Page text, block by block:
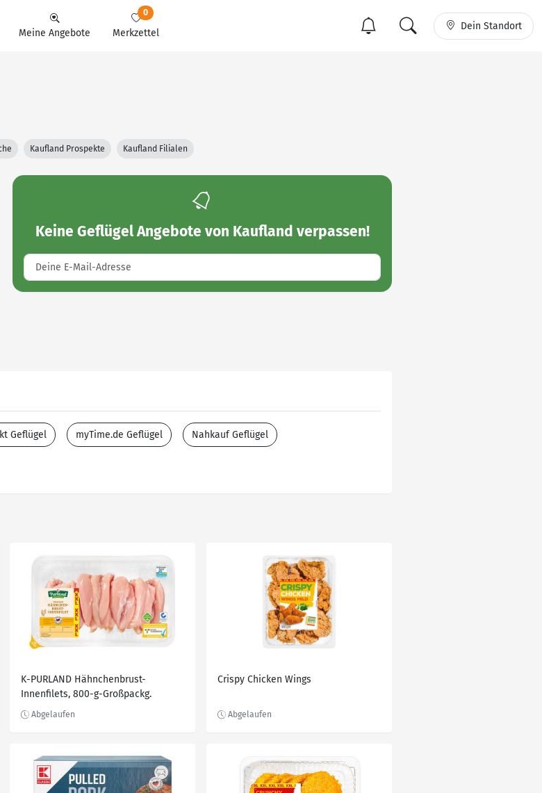
Meine Angebote Merkzettel
0
Dein Standort
Kaufland Prospekte Kaufland Filialen
Keine Geflügel Angebote von Kaufland verpassen!
Geflügel myTime.de Geflügel Nahkauf Geflügel
K-PURLAND Hähnchenbrust-
Innenfilets, 800-g-Großpackg.
Crispy Chicken Wings